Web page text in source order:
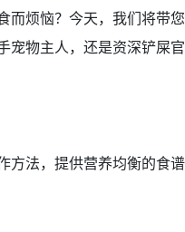
而烦恼？今天，我们将带
宠物主人，还是资深铲屎
方法，提供营养均衡的食